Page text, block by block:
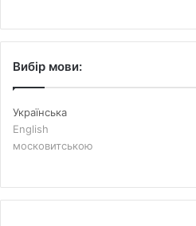
Вибір мови:
Українська
English
московитською